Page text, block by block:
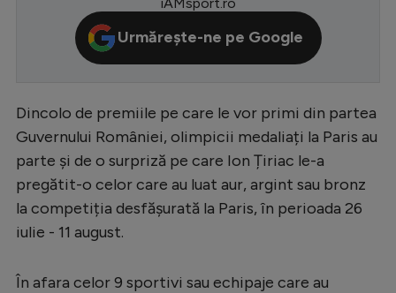
Bundesliga
Ligue 1
Starurile fotbalului
EURO 2024
Stranieri
Clasamente
Urmărește-ne pe Google
Dincolo de premiile pe care le vor primi din partea
Guvernului României, olimpicii medaliați la Paris au
parte și de o surpriză pe care Ion Țiriac le-a
pregătit-o celor care au luat aur, argint sau bronz
la competiția desfășurată la Paris, în perioada 26
iulie - 11 august.
În afara celor 9 sportivi sau echipaje care au